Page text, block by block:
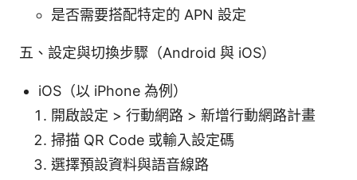
是否需要搭配特定的 APN 設定
五、設定與切換步驟（Android 與 iOS）
iOS（以 iPhone 為例）
開啟設定 > 行動網路 > 新增行動網路計畫
掃描 QR Code 或輸入設定碼
選擇預設資料與語音線路